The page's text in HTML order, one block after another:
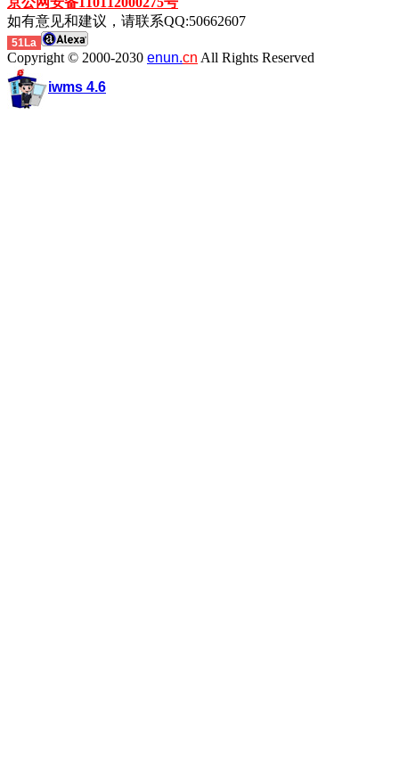
如有意见和建议，请联系QQ:50662607
51La
Copyright © 2000-2030 enun.cn All Rights Reserved
iwms 4.6